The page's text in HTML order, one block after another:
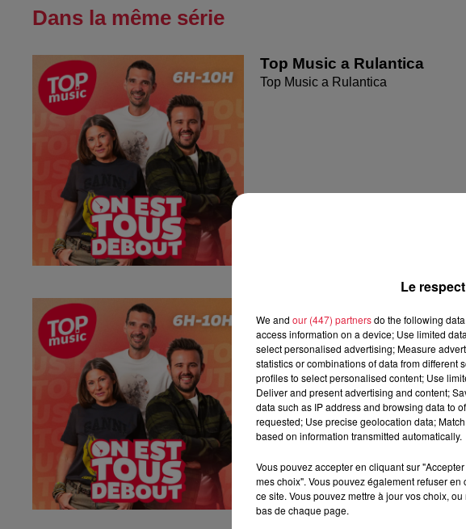
Dans la même série
Top Music a Rulantica
Top Music a Rulantica
Vendredi 03 juillet 2026
Le
We and our (447) partnersdo the following
access information on a device; Use limited
select personalised advertising; Measure
statistics or combinations of data from
profiles to select personalised content; Use
Deliver and present advertising and content;
data such as IP address and browsing data to
requested; Use precise geolocation data;
based on information transmitted automatically.
Vous pouvez accepter en cliquant sur
mes choix". Vous pouvez également refuser
ce site. Vous pouvez mettre à jour vos choix,
bas de chaque page.